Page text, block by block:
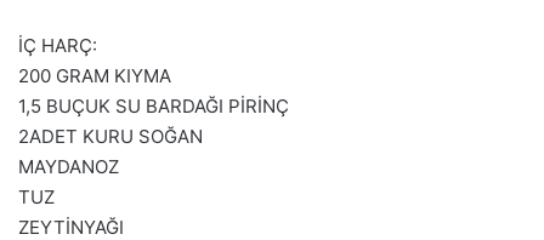
İÇ HARÇ:
200 GRAM KIYMA
1,5 BUÇUK SU BARDAĞI PİRİNÇ
2ADET KURU SOĞAN
MAYDANOZ
TUZ
ZEYTİNYAĞI